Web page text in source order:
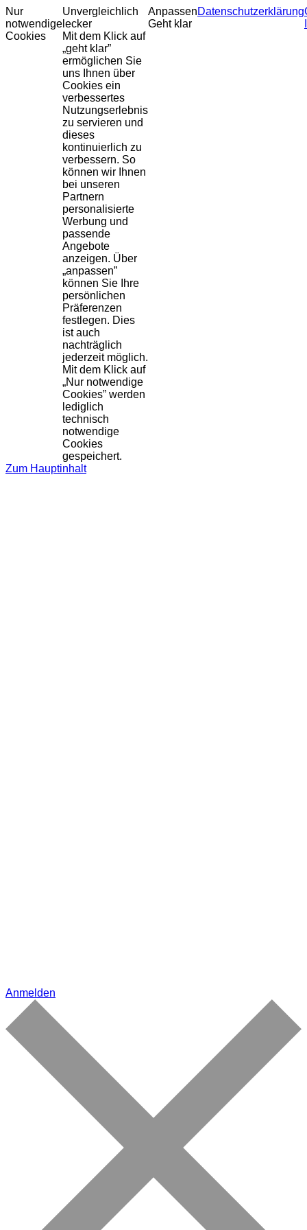
Nur
notwendige
Cookies
Unvergleichlich
lecker
Mit dem Klick auf
„geht klar”
ermöglichen Sie
uns Ihnen über
Cookies ein
verbessertes
Nutzungserlebnis
zu servieren und
dieses
kontinuierlich zu
verbessern. So
können wir Ihnen
bei unseren
Partnern
personalisierte
Werbung und
passende
Angebote
anzeigen. Über
„anpassen”
können Sie Ihre
persönlichen
Präferenzen
festlegen. Dies
ist auch
nachträglich
jederzeit möglich.
Mit dem Klick auf
„Nur notwendige
Cookies” werden
lediglich
technisch
notwendige
Cookies
gespeichert.
Anpassen
Geht klar
Datenschutzerklärung
Zum Hauptinhalt
Anmelden